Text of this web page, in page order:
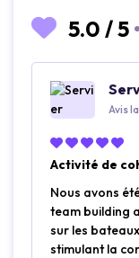
5.0 /5 •
Avis
Activité de
Nous avons
team building
sur les
stimulant la